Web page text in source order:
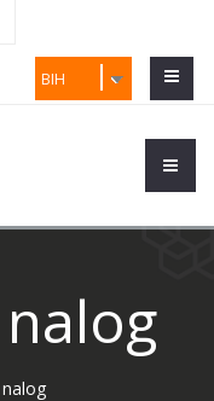
BIH